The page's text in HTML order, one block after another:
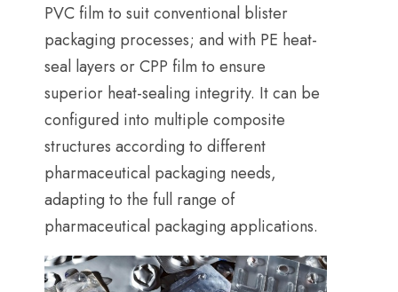
PVC film to suit conventional blister
packaging processes; and with PE heat-
seal layers or CPP film to ensure
superior heat-sealing integrity. It can be
configured into multiple composite
structures according to different
pharmaceutical packaging needs,
adapting to the full range of
pharmaceutical packaging applications.